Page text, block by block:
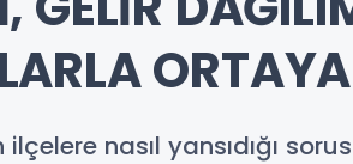
nasıl yansıdığı